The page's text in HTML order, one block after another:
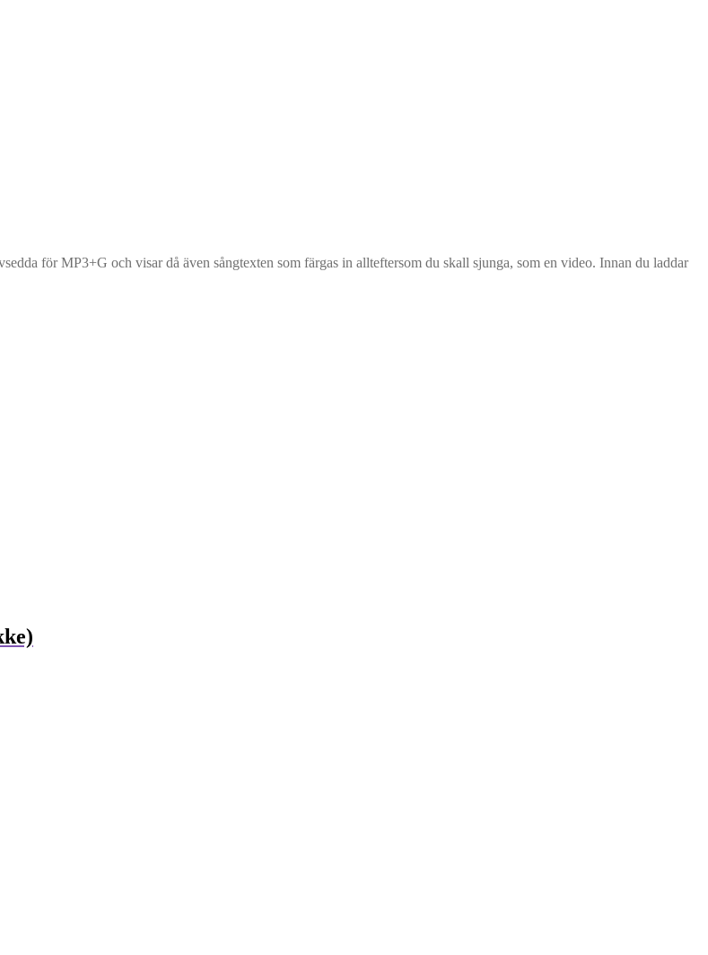
för MP3+G och visar då även sångtexten som färgas in allteftersom du skall sjunga, som en video. Innan du laddar